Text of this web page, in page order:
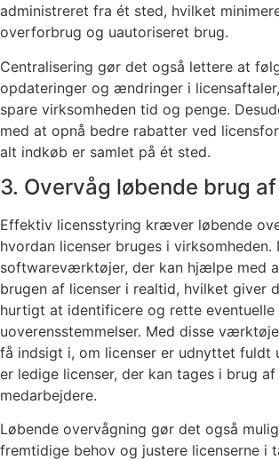
administreret fra ét sted, hvilket
overforbrug og uautoriseret brug.
Centralisering gør det også lettere at
opdateringer og ændringer i
spare virksomheden tid og penge.
med at opnå bedre rabatter ved
alt indkøb er samlet på ét sted.
3. Overvåg løbende brug
Effektiv licensstyring kræver løbende
hvordan licenser bruges i virksomheden.
softwareværktøjer, der kan hjælpe med
brugen af licenser i realtid, hvilket giver
hurtigt at identificere og rette eventuelle
uoverensstemmelser. Med disse
få indsigt i, om licenser er udnyttet fuldt
er ledige licenser, der kan tages i brug af
medarbejdere.
Løbende overvågning gør det også
fremtidige behov og justere licenserne i